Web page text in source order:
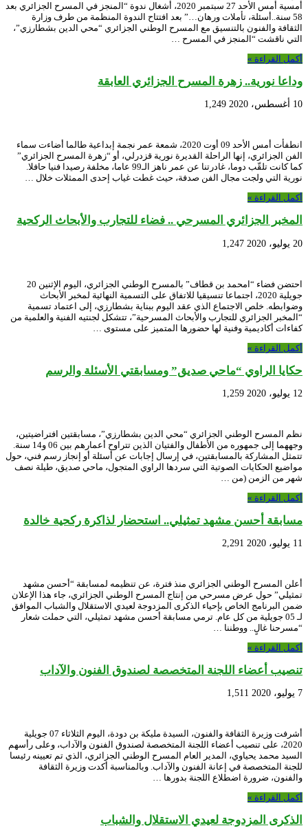
أمسية أمس الأحد 27 سبتمبر 2020، أشغال ندوة “المنجز في المسرح الجزائري بعد
58 سنة..أسئلة، تأملات ورهان…” بعد افتتاح الندوة المنظمة من طرف وزارة
الثقافة والفنون بالتنسيق مع المسرح الوطني الجزائري “محي الدين بشطارزي”،
التي ناقشت “المنجز في المسرح …
أكمل القراءة »
وداعا نورية.. زهرة المسرح الجزائري العابقة
10 أغسطس، 2020 1,249
انطفأت أمس الأحد 09 أوت 2020، شمعة عمر نجمة إبداعية طالما أضاءت سماء
الفن الجزائري، إنها الراحلة القديرة نورية قزدرلي، أو “زهرة المسرح الجزائري”
كما كانت تلقّب دوما، غادرتنا عن عمر ناهز الـ99 عاما، مخلفة رصيدا فنيا حافلا.
نورية التي ولجت مجال الفن صدفة، حيث غطت غياب إحدى الممثلات خلال …
أكمل القراءة »
المخبر الجزائري المسرحي .. فضاء للتجارب والأبحاث الركحية
20 يوليو، 2020 1,247
احتضن فضاء “امحمد بن قطاف” بالمسرح الوطني الجزائري، اليوم الإثنين 20
جويلية 2020، اجتماعا تنسيقيا للاتفاق على التسمية النهائية لمخبر الأبحاث
وضوابطه. خلص الاجتماع الذي عقد اليوم ببناية بشطارزي، إلى اعتماد تسمية
“المخبر الجزائري للتجارب والأبحاث المسرحية”، تتشكل لجنتيه الفنية والعلمية من
كفاءات أكاديمية وفنية لها حضورها المتميز على مستوى …
أكمل القراءة »
حكايا الراوي “ماحي صديق” ومسابقتي الأسئلة والرسم
12 يوليو، 2020 1,259
نظم المسرح الوطني الجزائري “محي الدين بشطارزي”، مسابقتين افتراضيتين،
وجههما إلى جمهوره من الأطفال والفتيان الذين تتراوح أعمارهم بين 06 و14 سنة.
تتمثل المشاركة بالمسابقتين، في إرسال إجابات عن أسئلة أو إنجاز رسم فني، حول
مواضيع الحكايات الصوتية التي سردها الراوي المتجول، ماحي صديق، طيلة نصف
شهر من الزمن (من …
أكمل القراءة »
مسابقة أحسن مشهد تمثيلي.. استحضار لذاكرة ركحية خالدة
11 يوليو، 2020 2,291
أعلن المسرح الوطني الجزائري منذ فترة، عن تنظيمه لمسابقة “أحسن مشهد
تمثيلي” حول عرض مسرحي من إنتاج المسرح الوطني الجزائري، جاء هذا الإعلان
ضمن البرنامج الخاص بإحياء الذكرى المزدوجة لعيدي الاستقلال والشباب الموافق
لـ 05 جويلية من كل عام. ترمي مسابقة أحسن مشهد تمثيلي، التي حملت شعار
“مسرحنا غالٍ.. ووطننا …
أكمل القراءة »
تنصيب أعضاء اللجنة المتخصصة لصندوق الفنون والآداب
7 يوليو، 2020 1,511
أشرفت وزيرة الثقافة والفنون، السيدة مليكة بن دودة، اليوم الثلاثاء 07 جويلية
2020، على تنصيب أعضاء اللجنة المتخصصة لصندوق الفنون والآداب، وعلى رأسهم
السيد محمد يحياوي، المدير العام المسرح الوطني الجزائري، الذي تم تعيينه رئيسا
للجنة المتخصصة في إعانة الفنون والآداب. وبالمناسبة أكدت وزيرة الثقافة
والفنون، ضرورة اضطلاع اللجنة بدورها …
أكمل القراءة »
الذكرى المزدوجة لعيدي الاستقلال والشباب